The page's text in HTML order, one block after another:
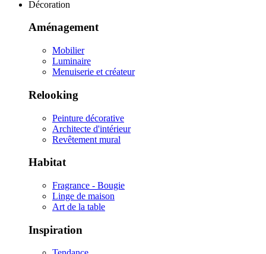
Décoration
Aménagement
Mobilier
Luminaire
Menuiserie et créateur
Relooking
Peinture décorative
Architecte d'intérieur
Revêtement mural
Habitat
Fragrance - Bougie
Linge de maison
Art de la table
Inspiration